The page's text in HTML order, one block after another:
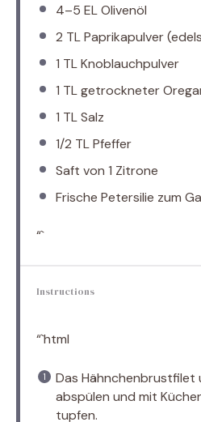
4–5 EL Olivenöl
2 TL Paprikapulver
1 TL Knoblauchpulver
1 TL getrockneter
1 TL Salz
1/2 TL Pfeffer
Saft von 1 Zitrone
Frische Petersilie zum
“`
Instructions
“`html
Das Hähnchenbrustfilet
abspülen und mit
tupfen.